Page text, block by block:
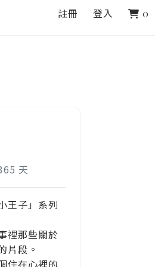
註冊 登入 0
天
王子」系列
裡那些關於
片段。